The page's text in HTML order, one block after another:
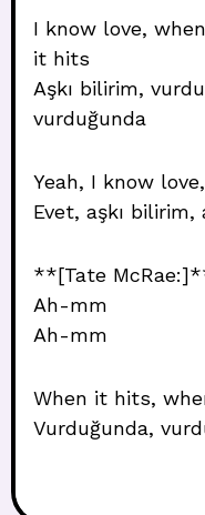
I know love,
it hits
Aşkı bilirim,
vurduğunda
Yeah, I know
Evet, aşkı bilirim,
**[Tate
Ah-mm
Ah-mm
When it hits,
Vurduğunda,